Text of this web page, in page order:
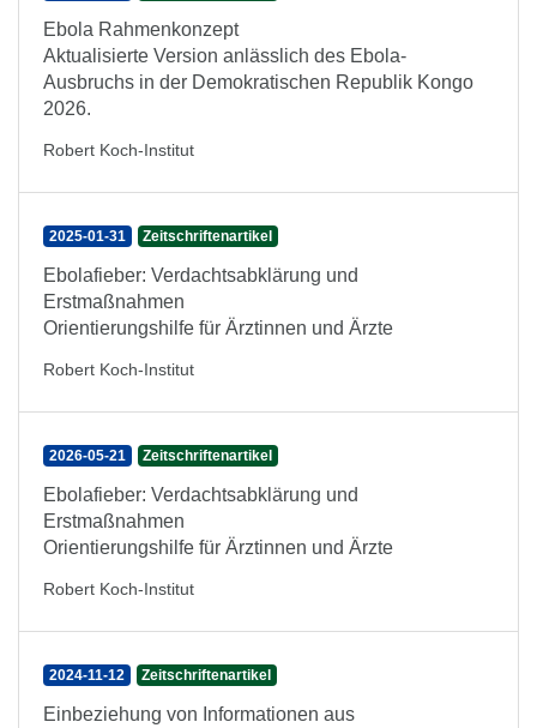
Ebola Rahmenkonzept
Aktualisierte Version anlässlich des Ebola-
Ausbruchs in der Demokratischen Republik Kongo
2026.
Robert Koch-Institut
2025-01-31 Zeitschriftenartikel
Ebolafieber: Verdachtsabklärung und
Erstmaßnahmen
Orientierungshilfe für Ärztinnen und Ärzte
Robert Koch-Institut
2026-05-21 Zeitschriftenartikel
Ebolafieber: Verdachtsabklärung und
Erstmaßnahmen
Orientierungshilfe für Ärztinnen und Ärzte
Robert Koch-Institut
2024-11-12 Zeitschriftenartikel
Einbeziehung von Informationen aus